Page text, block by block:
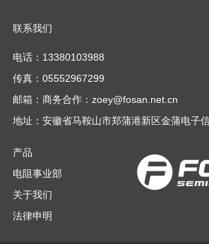
联系我们
电话：13380103988
传真：05552967299
邮箱：商务合作：zoey@fosan.net.cn
地址：安徽省马鞍山市郑蒲港新区金蒲电子
产品
电阻事业部
关于我们
法律申明